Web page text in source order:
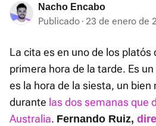
Nacho Encabo
Publicado 23 de enero de
La cita es en uno de los platós
primera hora de la tarde. Es un
es la hora de la siesta, un bien
durante las dos semanas que
Australia. Fernando Ruiz,